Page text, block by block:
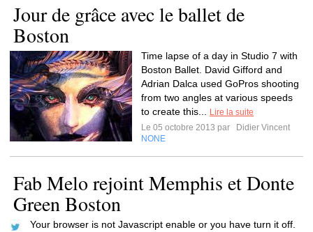
Jour de grâce avec le ballet de
Boston
Time lapse of a day in Studio 7 with
Boston Ballet. David Gifford and
Adrian Dalca used GoPros shooting
from two angles at various speeds
to create this...
Lire la suite
Le 05 octobre 2013 par
Didier Vincent
NONE
Fab Melo rejoint Memphis et Donte
Green Boston
Your browser is not Javascript enable or you have turn it off.